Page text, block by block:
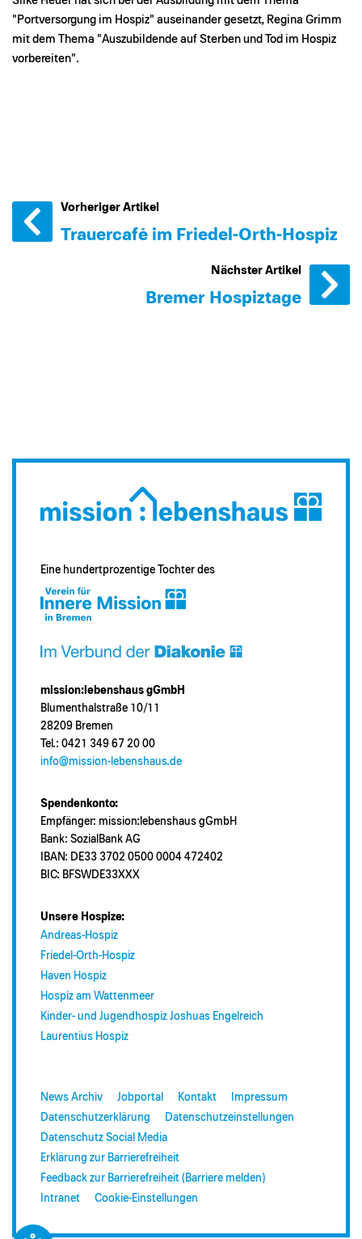
"Portversorgung im Hospiz" auseinander gesetzt, Regina Grimm
mit dem Thema "Auszubildende auf Sterben und Tod im Hospiz
vorbereiten".
Vorheriger Artikel
Trauercafé im Friedel-Orth-Hospiz
Nächster Artikel
Bremer Hospiztage
Eine hundertprozentige Tochter des
mission:lebenshaus gGmbH
Blumenthalstraße 10/11
28209 Bremen
Tel.: 0421 349 67 20 00
info@mission-lebenshaus.de
Spendenkonto:
Empfänger: mission:lebenshaus gGmbH
Bank: SozialBank AG
IBAN: DE33 3702 0500 0004 472402
BIC: BFSWDE33XXX
Unsere Hospize:
Andreas-Hospiz
Friedel-Orth-Hospiz
Haven Hospiz
Hospiz am Wattenmeer
Kinder- und Jugendhospiz Joshuas Engelreich
Laurentius Hospiz
News Archiv Jobportal Kontakt
Impressum
Datenschutzerklärung
Datenschutzeinstellungen
Datenschutz Social Media
Erklärung zur Barrierefreiheit
Feedback zur Barrierefreiheit (Barriere melden)
Intranet
Cookie-Einstellungen